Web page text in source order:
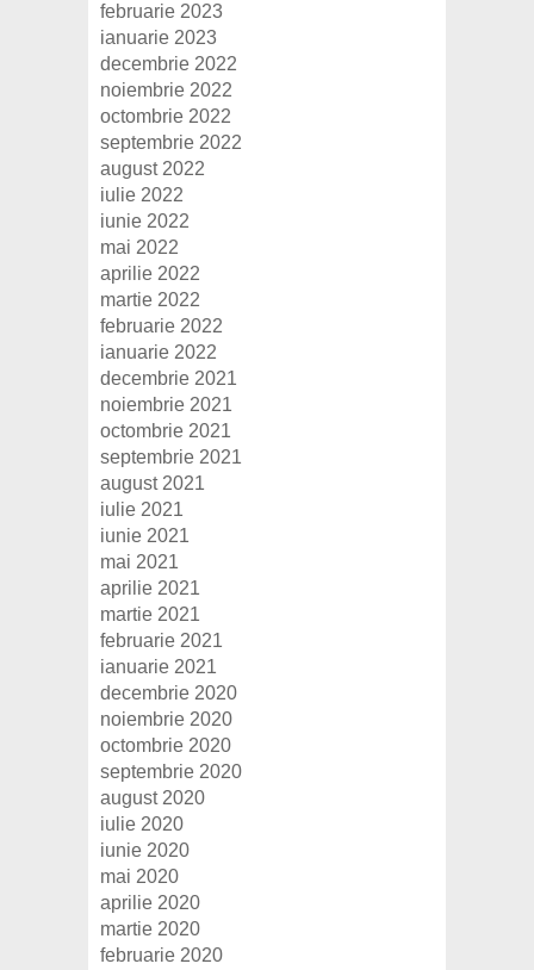
februarie 2023
ianuarie 2023
decembrie 2022
noiembrie 2022
octombrie 2022
septembrie 2022
august 2022
iulie 2022
iunie 2022
mai 2022
aprilie 2022
martie 2022
februarie 2022
ianuarie 2022
decembrie 2021
noiembrie 2021
octombrie 2021
septembrie 2021
august 2021
iulie 2021
iunie 2021
mai 2021
aprilie 2021
martie 2021
februarie 2021
ianuarie 2021
decembrie 2020
noiembrie 2020
octombrie 2020
septembrie 2020
august 2020
iulie 2020
iunie 2020
mai 2020
aprilie 2020
martie 2020
februarie 2020